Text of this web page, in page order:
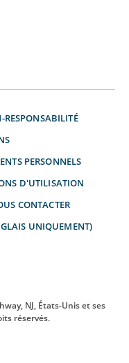
RESPONSABILITÉ
PERSONNELS
D'UTILISATION
CONTACTER
UNIQUEMENT)
NJ, États-Unis et ses
réservés.